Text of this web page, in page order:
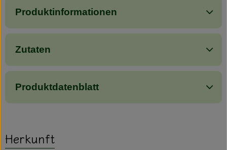
Produktinformationen
Zutaten
Produktdatenblatt
Herkunft